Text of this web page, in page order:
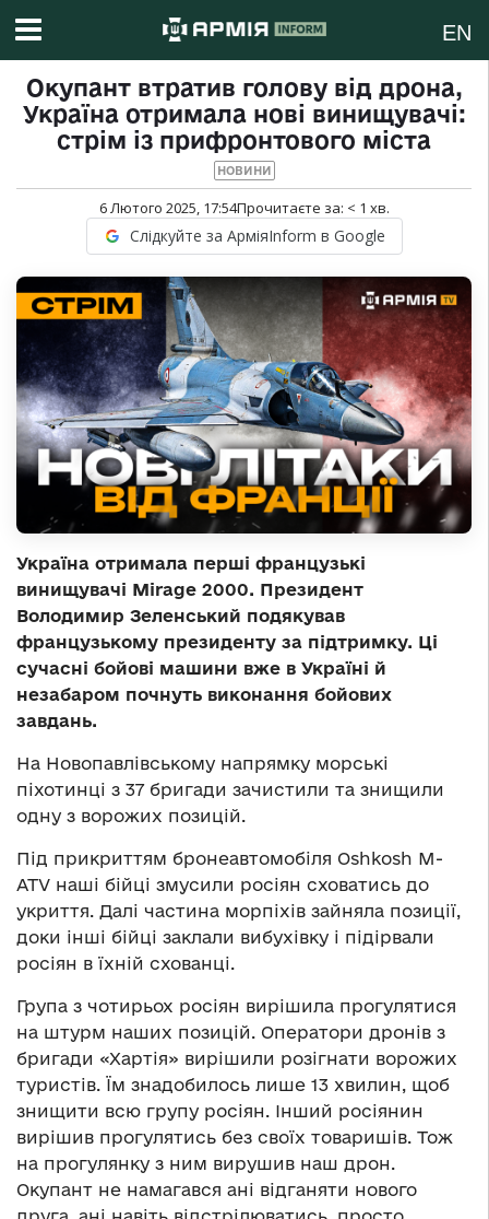
EN
Окупант втратив голову від дрона,
Україна отримала нові винищувачі:
стрім із прифронтового міста
НОВИНИ
6 Лютого 2025, 17:54Прочитаєте за: < 1 хв.
Слідкуйте за АрміяInform в Google
Україна отримала перші французькі
винищувачі Mirage 2000. Президент
Володимир Зеленський подякував
французькому президенту за підтримку. Ці
сучасні бойові машини вже в Україні й
незабаром почнуть виконання бойових
завдань.
На Новопавлівському напрямку морські
піхотинці з 37 бригади зачистили та знищили
одну з ворожих позицій.
Під прикриттям бронеавтомобіля Oshkosh M-
ATV наші бійці змусили росіян сховатись до
укриття. Далі частина морпіхів зайняла позиції,
доки інші бійці заклали вибухівку і підірвали
росіян в їхній схованці.
Група з чотирьох росіян вирішила прогулятися
на штурм наших позицій. Оператори дронів з
бригади «Хартія» вирішили розігнати ворожих
туристів. Їм знадобилось лише 13 хвилин, щоб
знищити всю групу росіян. Інший росіянин
вирішив прогулятись без своїх товаришів. Тож
на прогулянку з ним вирушив наш дрон.
Окупант не намагався ані відганяти нового